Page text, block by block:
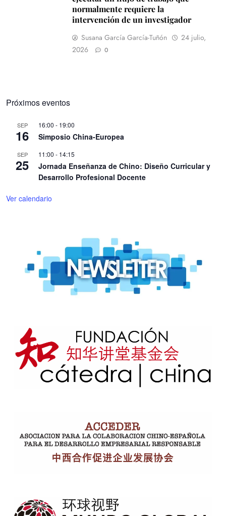
normalmente requiere la
intervención de un investigador
Susana García García-Tuñón
24 julio,
2026
0
Próximos eventos
SEP
16
16:00 - 19:00
Simposio China-Europea
SEP
25
11:00 - 14:15
Jornada Enseñanza de Chino: Diseño Curricular y
Desarrollo Profesional Docente
Ver calendario